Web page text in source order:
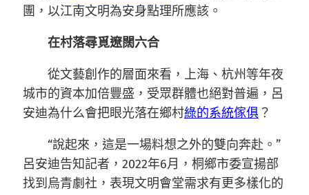
團，以江南文明為安身點理所應該。
在村落尋覓遼闊六合
從文藝創作的層面來看，上海、杭州等年夜
城市的資本加倍豐盛，受眾群體也絕對普遍，呂
安迪為什么會把眼光落在鄉村綠的系統傢俱？
“說起來，這是一場料想之外的雙向奔赴。”
呂安迪告知記者，2022年6月，桐鄉市委宣揚部
找到烏青劇社，表現文明會堂需求有更多樣化的